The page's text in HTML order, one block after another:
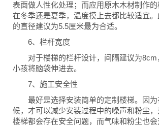
表面做人性化处理；而应用原木木材制作
在冬季还是夏季，温度摸上去都比较适宜
的直径建议为5.5厘米最为合适。
6、栏杆宽度
对于楼梯的栏杆设计，间隔建议为8cm
小孩将脑袋伸进去。
7、施工安全性
最好是选择安装简单的定制楼梯。因为
候，才可以减少安装过程中的噪声和粉尘
楼梯都会存在安全问题，而气味和粉尘也